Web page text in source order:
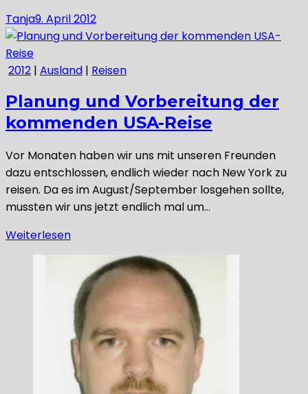
Tanja9. April 2012
2012 | Ausland | Reisen
Planung und Vorbereitung der
kommenden USA-Reise
Vor Monaten haben wir uns mit unseren Freunden
dazu entschlossen, endlich wieder nach New York zu
reisen. Da es im August/September losgehen sollte,
mussten wir uns jetzt endlich mal um…
Weiterlesen